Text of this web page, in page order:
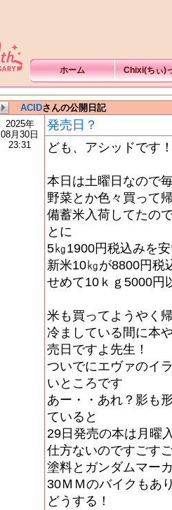
ホーム Chixi(ちぃ)
ACIDさんの公開日記
2025年
08月30日
23:31
発売日？
ども、アシッドです
本日は土曜日なので
野菜とか色々買って
備蓄米入荷してたの
とに
5㎏1900円税込みを
新米10㎏が8800円税
せめて10ｋｇ5000円
米も買ってようやく
冷ましている間に本
売日ですよ先生！
ついでにエヴァのイ
いところです
あー・・あれ？影も
ていると
29日発売の本は月曜
仕方ないのですごす
塗料とガンダムマー
30ＭＭのバイクもあ
どうする！